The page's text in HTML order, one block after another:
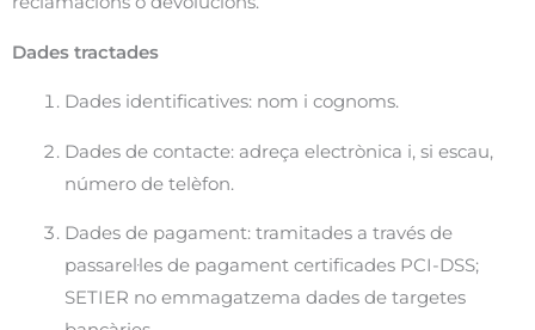
Dades tractades
Dades identificatives: nom i cognoms.
Dades de contacte: adreça electrònica i, si escau,
número de telèfon.
Dades de pagament: tramitades a través de
passarel·les de pagament certificades PCI-DSS;
SETIER no emmagatzema dades de targetes